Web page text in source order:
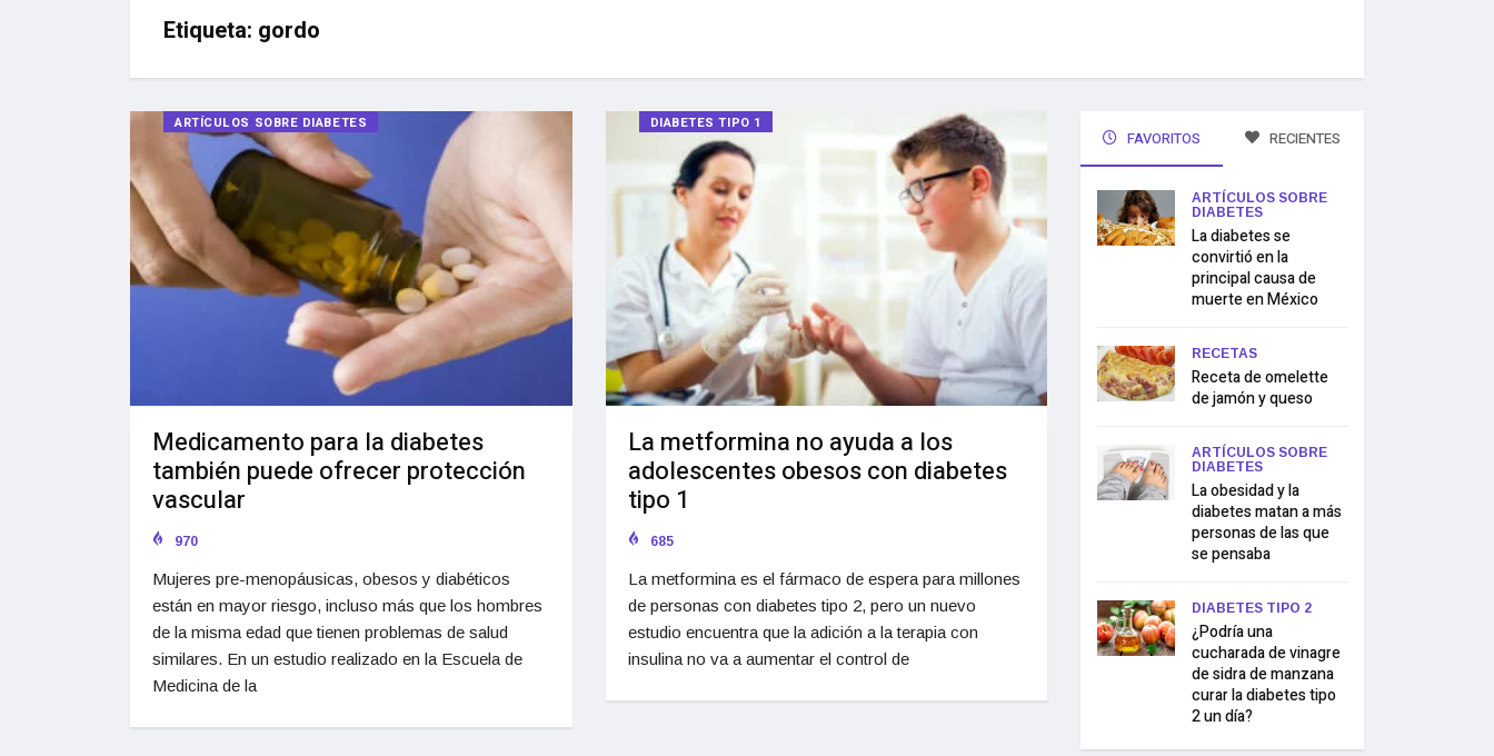
Etiqueta: gordo
ARTÍCULOS SOBRE DIABETES
Medicamento para la diabetes
también puede ofrecer protección
vascular
970
Mujeres pre-menopáusicas, obesos y diabéticos
están en mayor riesgo, incluso más que los hombres
de la misma edad que tienen problemas de salud
similares. En un estudio realizado en la Escuela de
Medicina de la
DIABETES TIPO 1
La metformina no ayuda a los
adolescentes obesos con diabetes
tipo 1
685
La metformina es el fármaco de espera para millones
de personas con diabetes tipo 2, pero un nuevo
estudio encuentra que la adición a la terapia con
insulina no va a aumentar el control de
FAVORITOS RECIENTES
ARTÍCULOS SOBRE
DIABETES
La diabetes se
convirtió en la
principal causa de
muerte en México
RECETAS
Receta de omelette
de jamón y queso
ARTÍCULOS SOBRE
DIABETES
La obesidad y la
diabetes matan a más
personas de las que
se pensaba
DIABETES TIPO 2
¿Podría una
cucharada de vinagre
de sidra de manzana
curar la diabetes tipo
2 un día?